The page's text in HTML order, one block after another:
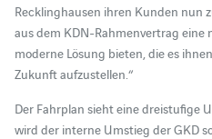
Recklinghausen ihren Kunden nun
aus dem KDN-Rahmenvertrag
moderne Lösung bieten, die es
Zukunft aufzustellen.“
Der Fahrplan sieht eine dreistufige
wird der interne Umstieg der GKD